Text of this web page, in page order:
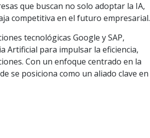
que buscan no solo adoptar la IA,
competitiva en el futuro empresarial.
tecnológicas Google y SAP,
Artificial para impulsar la eficiencia,
Con un enfoque centrado en la
se posiciona como un aliado clave en